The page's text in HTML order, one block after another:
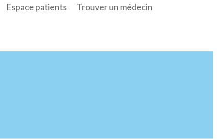
Espace patients Trouver un médecin